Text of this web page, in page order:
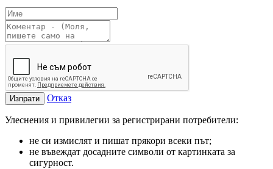
Изпрати Отказ
Улеснения и привилегии за регистрирани потребители:
не си измислят и пишат прякори всеки път;
не въвеждат досадните символи от картинката за
сигурност.